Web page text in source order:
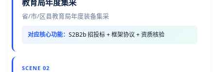
教育局年度集采
省/市/区县教育局年度装备集采
对应核心功能： S2B2b 招投标 + 框架协议 + 资质核验
SCENE 02